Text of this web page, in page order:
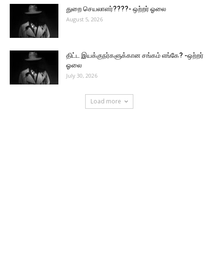
துறை செயலாளர்????- ஒற்றர் ஓலை
August 5, 2026
திட்ட இயக்குநர்களுக்கான சங்கம் எங்கே? -ஒற்றர்
ஓலை
July 30, 2026
Load more